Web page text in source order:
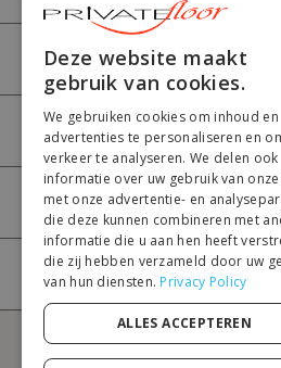
PRIVATEFLOOR
HULP
MIJN ACCOUNT
BETALING
PRIVATEFLOOR IS DE EERSTE
Deze website maakt
gebruik van cookies.
We gebruiken cookies om inhoud en
advertenties te personaliseren en
verkeer te analyseren. We delen ook
informatie over uw gebruik van
met onze advertentie- en
die deze kunnen combineren met
informatie die u aan hen heeft
die zij hebben verzameld door uw
van hun diensten. Privacy Policy
ALLES ACCEPTEREN